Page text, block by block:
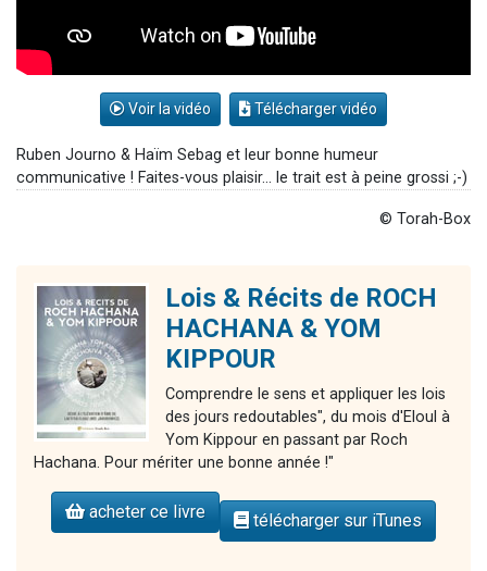
Voir la vidéo Télécharger vidéo
Ruben Journo & Haïm Sebag et leur bonne humeur
communicative ! Faites-vous plaisir... le trait est à peine grossi ;-)
© Torah-Box
Lois & Récits de ROCH
HACHANA & YOM
KIPPOUR
Comprendre le sens et appliquer les lois
des jours redoutables", du mois d'Eloul à
Yom Kippour en passant par Roch
Hachana. Pour mériter une bonne année !"
acheter ce livre télécharger sur iTunes